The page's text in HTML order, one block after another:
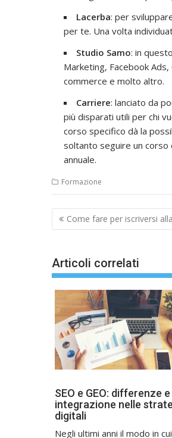
Lacerba: per
per te. Una volta
Studio Samo: in
Marketing, Facebook
commerce e molto altro.
Carriere: lanciato da
più disparati utili per chi
corso specifico dà la
soltanto seguire un corso
annuale.
Formazione
Navigazione
articoli
Come fare per iscriversi
Articoli correlati
SEO e GEO: differenze e
integrazione nelle
digitali
Negli ultimi anni il modo in